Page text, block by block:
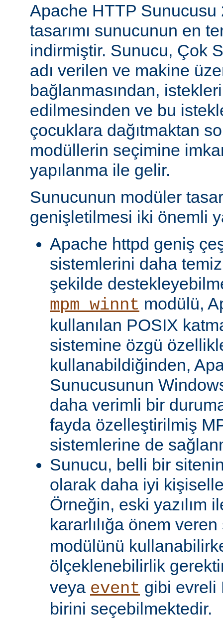
Apache HTTP Sunucusu
tasarımı sunucunun en
indirmiştir. Sunucu, Çok
adı verilen ve makine
bağlanmasından,
edilmesinden ve bu
çocuklara dağıtmaktan
modüllerin seçimine
yapılanma ile gelir.
Sunucunun modüler
genişletilmesi iki önemli
Apache httpd geniş
sistemlerini daha
şekilde
mpm_winnt modülü,
kullanılan POSIX
sistemine özgü
kullanabildiğinden,
Sunucusunun
daha verimli bir
fayda özelleştirilmiş
sistemlerine de
Sunucu, belli bir
olarak daha iyi
Örneğin, eski yazılım
kararlılığa önem
modülünü
ölçeklenebilirlik
veya event gibi evreli
birini seçebilmektedir.